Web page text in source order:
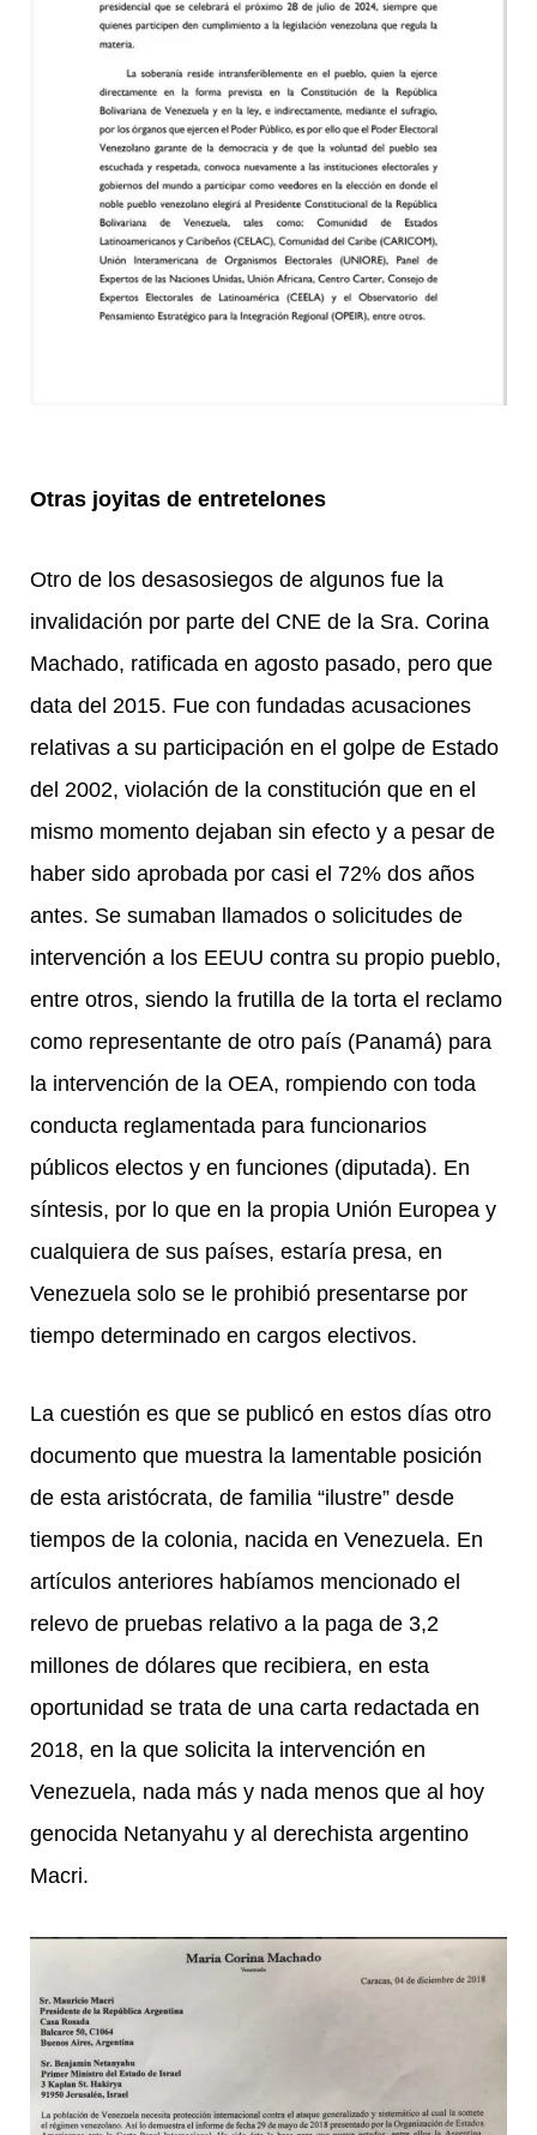
Otras joyitas de entretelones
Otro de los desasosiegos de algunos fue la
invalidación por parte del CNE de la Sra. Corina
Machado, ratificada en agosto pasado, pero que
data del 2015. Fue con fundadas acusaciones
relativas a su participación en el golpe de Estado
del 2002, violación de la constitución que en el
mismo momento dejaban sin efecto y a pesar de
haber sido aprobada por casi el 72% dos años
antes. Se sumaban llamados o solicitudes de
intervención a los EEUU contra su propio pueblo,
entre otros, siendo la frutilla de la torta el reclamo
como representante de otro país (Panamá) para
la intervención de la OEA, rompiendo con toda
conducta reglamentada para funcionarios
públicos electos y en funciones (diputada). En
síntesis, por lo que en la propia Unión Europea y
cualquiera de sus países, estaría presa, en
Venezuela solo se le prohibió presentarse por
tiempo determinado en cargos electivos.
La cuestión es que se publicó en estos días otro
documento que muestra la lamentable posición
de esta aristócrata, de familia “ilustre” desde
tiempos de la colonia, nacida en Venezuela. En
artículos anteriores habíamos mencionado el
relevo de pruebas relativo a la paga de 3,2
millones de dólares que recibiera, en esta
oportunidad se trata de una carta redactada en
2018, en la que solicita la intervención en
Venezuela, nada más y nada menos que al hoy
genocida Netanyahu y al derechista argentino
Macri.